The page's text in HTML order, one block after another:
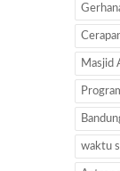
Masjid
waktu